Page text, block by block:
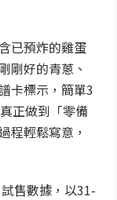
已預炸的雞蛋
剛好的青蔥、
卡標示，簡單3
正做到「零備
程輕鬆寫意，
售數據，以31-